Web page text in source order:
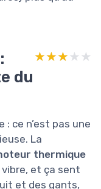
Easy Start
mais au
le
avec
: du boulot
pas ce
que
(poignée
roues,